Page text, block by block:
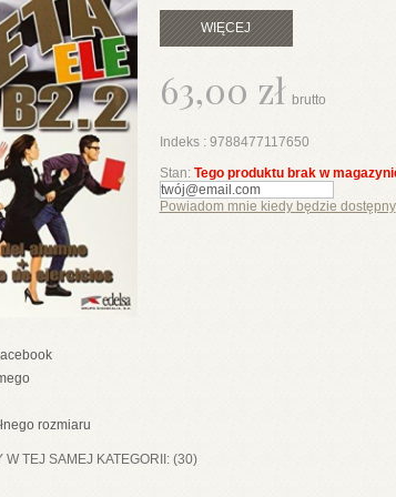
rozmiaru
WIĘCEJ
63,00 zł brutto
Indeks : 9788477117650
Stan: Tego produktu brak w
Powiadom mnie kiedy będzie dostępny
W TEJ SAMEJ KATEGORII: (30)